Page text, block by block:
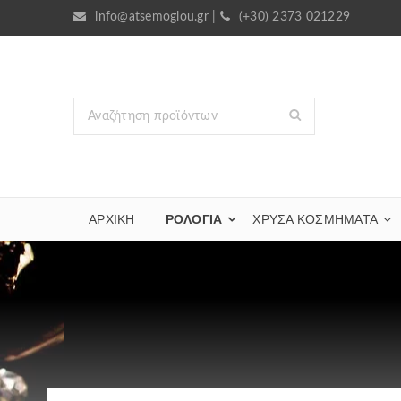
info@atsemoglou.gr| (+30) 2373 021229
ΑΡΧΙΚΗ ΡΟΛΟΓΙΑ ΧΡΥΣΆ ΚΟΣΜΉΜΑΤΑ